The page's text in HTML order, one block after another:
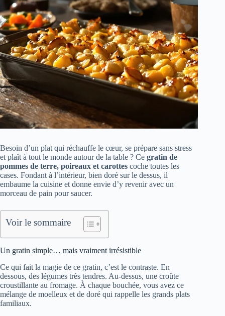
Besoin d’un plat qui réchauffe le cœur, se prépare sans stress
et plaît à tout le monde autour de la table ? Ce gratin de
pommes de terre, poireaux et carottes coche toutes les
cases. Fondant à l’intérieur, bien doré sur le dessus, il
embaume la cuisine et donne envie d’y revenir avec un
morceau de pain pour saucer.
Voir le sommaire
Un gratin simple… mais vraiment irrésistible
Ce qui fait la magie de ce gratin, c’est le contraste. En
dessous, des légumes très tendres. Au-dessus, une croûte
croustillante au fromage. À chaque bouchée, vous avez ce
mélange de moelleux et de doré qui rappelle les grands plats
familiaux.